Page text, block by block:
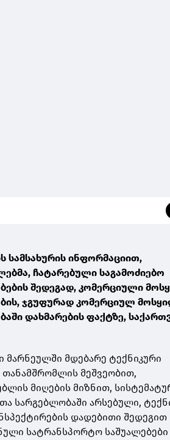
ინფორმაციით,
ჩატარებული საგამოძიებო
შედეგად, კომერციული
ჯგუფურად კომერციულ
დახმარების ფაქტზე,
მდებარე ტექნიკური
თანამშრომლის მეშვეობით,
მიღების მიზნით,
სარგებლობაში არსებული,
დადებითი შედეგით
სატრანსპორტო